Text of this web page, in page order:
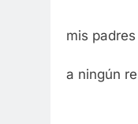
mis
a ningún